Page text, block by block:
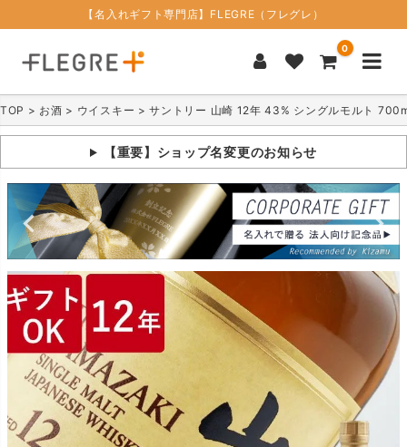
【名入れギフト専門店】FLEGRE（フレグレ）
0
TOP お酒 ウイスキー サントリー 山崎 12年 43% シングルモルト
【重要】ショップ名変更のお知らせ